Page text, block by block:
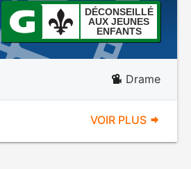
DÉCONSEILLÉ
AUX JEUNES
ENFANTS
Drame
VOIR PLUS